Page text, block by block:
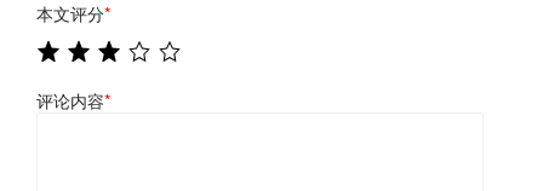
本文评分*
评论内容*